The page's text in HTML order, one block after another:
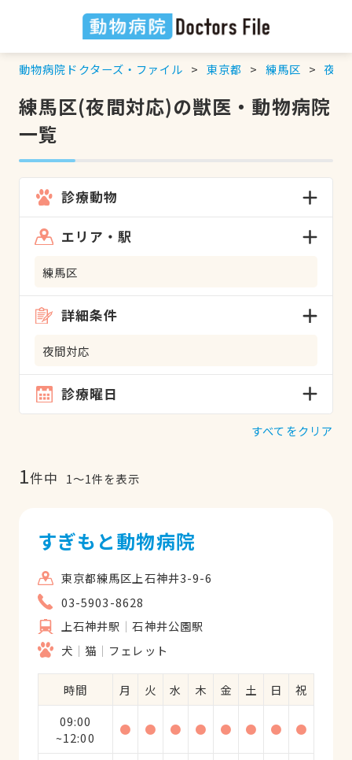
動物病院ドクターズ・ファイル 東京都 練馬区 夜間
練馬区(夜間対応)の獣医・動物病院
一覧
診療動物
エリア・駅
練馬区
詳細条件
夜間対応
診療曜日
すべてをクリア
1件中 1〜1件を表示
すぎもと動物病院
東京都練馬区上石神井3-9-6
03-5903-8628
上石神井駅
石神井公園駅
犬
猫 フェレット
時間 月 火 水 木 金 土 日
祝
09:00
~12:00
● ● ● ● ● ● ● ●